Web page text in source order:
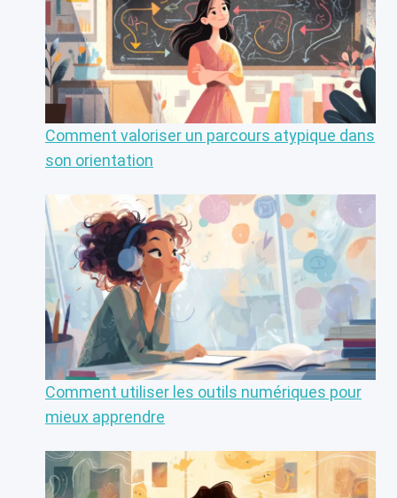
Comment valoriser un parcours atypique dans
son orientation
Comment utiliser les outils numériques pour
mieux apprendre